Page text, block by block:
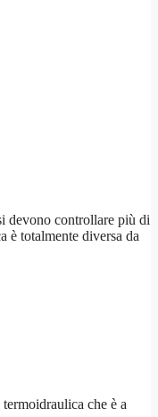
devono controllare più di
è totalmente diversa da
che è a